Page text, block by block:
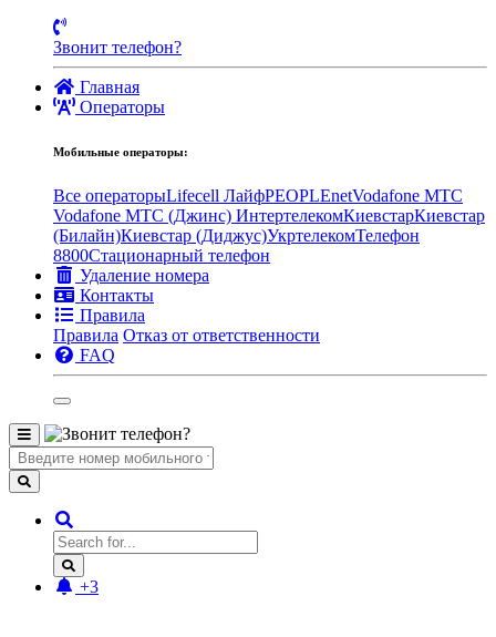
Звонит телефон?
Главная
Операторы
Мобильные операторы:
Все операторыLifecell ЛайфPEOPLEnetVodafone MTC
Vodafone МТС (Джинс) ИнтертелекомКиевстарКиевстар
(Билайн)Киевстар (Диджус)УкртелекомТелефон
8800Стационарный телефон
Удаление номера
Контакты
Правила
Правила Отказ от ответственности
FAQ
+3